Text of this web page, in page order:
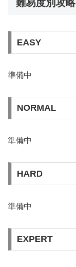
難易度別攻略
EASY
準備中
NORMAL
準備中
HARD
準備中
EXPERT